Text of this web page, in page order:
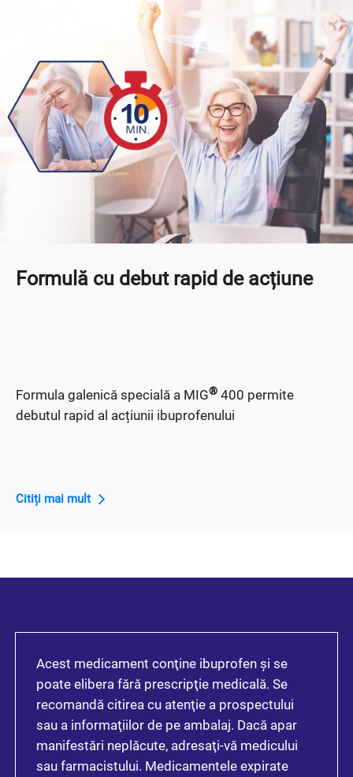
Formulă cu debut rapid de acțiune
Formula galenică specială a MIG® 400 permite
debutul rapid al acțiunii ibuprofenului
Citiți mai mult
Acest medicament conţine ibuprofen şi se
poate elibera fără prescripţie medicală. Se
recomandă citirea cu atenţie a prospectului
sau a informaţiilor de pe ambalaj. Dacă apar
manifestări neplăcute, adresaţi-vă medicului
sau farmacistului. Medicamentele expirate